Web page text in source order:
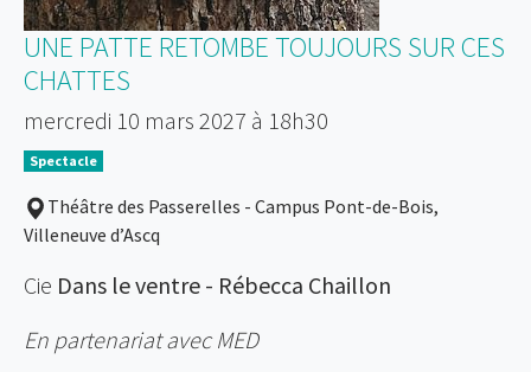
UNE PATTE RETOMBE TOUJOURS SUR CES
CHATTES
mercredi 10 mars 2027 à 18h30
Spectacle
Théâtre des Passerelles - Campus Pont-de-Bois,
Villeneuve d’Ascq
Cie Dans le ventre - Rébecca Chaillon
En partenariat avec MED